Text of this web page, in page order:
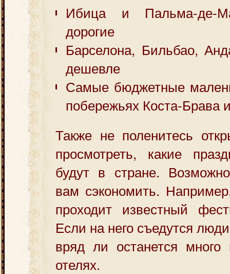
Ибица и Пальма-де-
дорогие
Барселона, Бильбао,
дешевле
Самые бюджетные
побережьях Коста-Брава
Также не поленитесь
просмотреть, какие
будут в стране.
вам сэкономить.
проходит известный
Если на него съедутся
вряд ли останется
отелях.